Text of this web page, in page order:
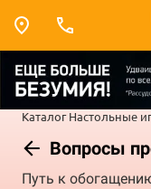
Каталог Настольные
Вопросы
Путь к